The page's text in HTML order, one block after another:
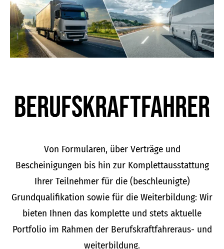
Berufskraft­fahrer
Von Formularen, über Verträge und
Bescheinigungen bis hin zur Komplettausstattung
Ihrer Teilnehmer für die (beschleunigte)
Grundqualifikation sowie für die Weiterbildung: Wir
bieten Ihnen das komplette und stets aktuelle
Portfolio im Rahmen der Berufskraftfahreraus- und
weiterbildung.